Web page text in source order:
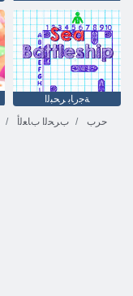
ﺔﺟﺭﺎﺑ ﺮﺤﺒﻟﺍ
ﺏﺮﺤﻟﺍ ﺏﺎﻌﻟﺃ
حرب